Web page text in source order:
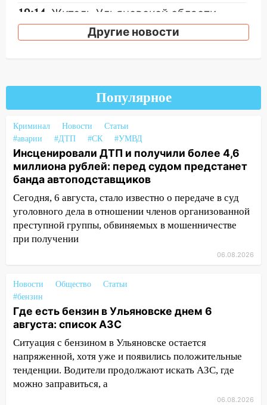
19:14 Житель Ульяновской области
подвез троих незнакомцев на трассе и
заработал уголовное дело
Мотофристайл, рок и силовой
экстрим: в Ульяновске пройдет
большой фестиваль «Наше время»
17:30
Где есть бензин в Ульяновске 5
августа после рабочего дня: список АЗС
17:05 «Обыск» по видеосвязи: в
Ульяновске задержали 19-летнюю
сообщницу мошенников
16:12 Едва не перерезал горло: в
Вешкайме посиделки с судимым
знакомым закончились для женщины
16:06
18-летняя девушка без прав
перевернулась на мопеде и попала в
больницу
15:59 Ульяновец отдал более 14
миллионов рублей за криминальное
покровительство
15:32
На «кольце» кроссовер сбил 18-
Другие новости
Популярное
Криминал Новости
Статьи
#аварии
#ДТП #СК #УМВД
Инсценировали ДТП и получили более 4,6
миллиона рублей: перед судом предстанет
банда автоподставщиков
Сегодня, 6 августа, стало известно о передаче в суд
уголовного дела в отношении членов организованной
преступной группы, обвиняемых в мошенничестве
при получении
06.08.2026
Новости Общество
Статьи
#бензин
Где есть бензин в Ульяновске днем 6
августа: список АЗС
Ситуация с бензином в Ульяновске остается
напряженной, хотя уже и появились положительные
тенденции. Водители продолжают искать АЗС, где
можно заправиться, а
06.08.2026